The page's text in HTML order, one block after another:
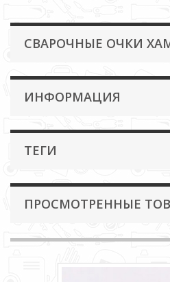
СВАРОЧНЫЕ ОЧКИ
ИНФОРМАЦИЯ
ТЕГИ
ПРОСМОТРЕННЫЕ